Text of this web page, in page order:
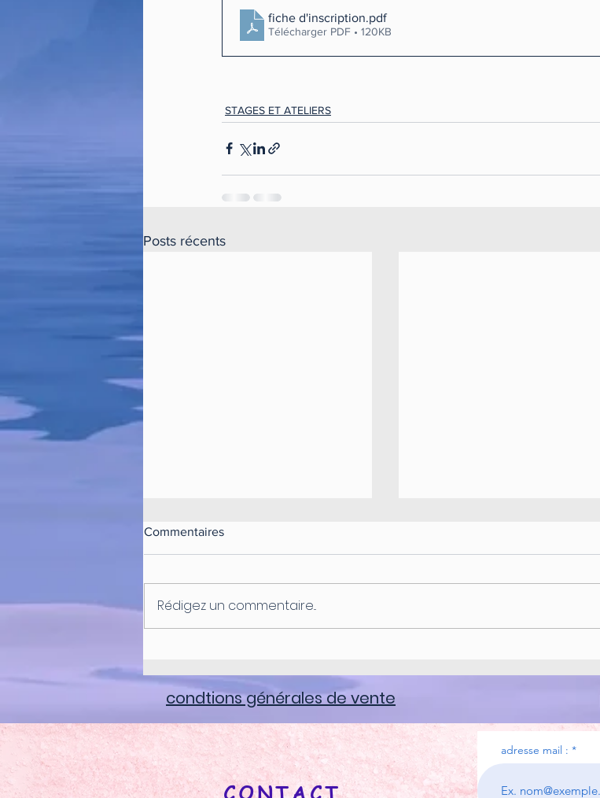
fiche d'inscription.pdf
Télécharger PDF • 120KB
STAGES ET ATELIERS
Posts récents
Commentaires
Rédigez un commentaire...
condtions générales de vente
adresse mail :